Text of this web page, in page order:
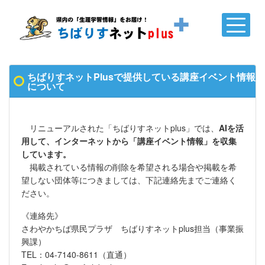
ちばりすネットPlusで提供している講座イベント情報
について
リニューアルされた「ちばりすネットplus」では、 AIを活
用して、インターネットから「講座イベント情報」を収集
しています。
掲載されている情報の削除を希望される場合や掲載を希
望しない団体等につきましては、下記連絡先までご連絡く
ださい。
《連絡先》
さわやかちば県民プラザ ちばりすネットplus担当（事業振
興課）
TEL：04-7140-8611（直通）